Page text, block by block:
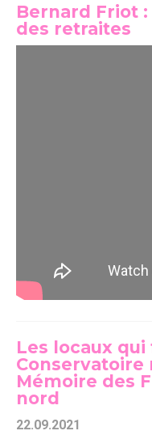
Bernard Friot
des retraites
Les locaux qui
Conservatoire
Mémoire des
nord
22.09.2021